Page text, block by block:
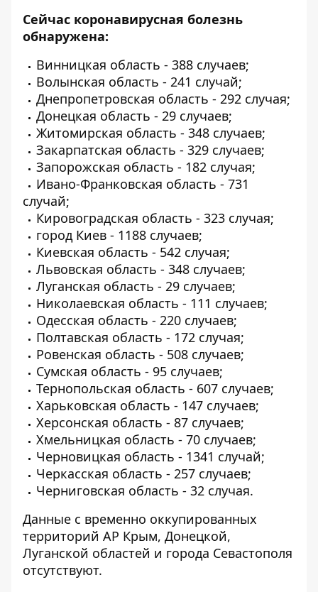
Сейчас коронавирусная болезнь
обнаружена:
Винницкая область - 388 случаев;
Волынская область - 241 случай;
Днепропетровская область - 292 случая;
Донецкая область - 29 случаев;
Житомирская область - 348 случаев;
Закарпатская область - 329 случаев;
Запорожская область - 182 случая;
Ивано-Франковская область - 731
случай;
Кировоградская область - 323 случая;
город Киев - 1188 случаев;
Киевская область - 542 случая;
Львовская область - 348 случаев;
Луганская область - 29 случаев;
Николаевская область - 111 случаев;
Одесская область - 220 случаев;
Полтавская область - 172 случая;
Ровенская область - 508 случаев;
Сумская область - 95 случаев;
Тернопольская область - 607 случаев;
Харьковская область - 147 случаев;
Херсонская область - 87 случаев;
Хмельницкая область - 70 случаев;
Черновицкая область - 1341 случай;
Черкасская область - 257 случаев;
Черниговская область - 32 случая.
Данные с временно оккупированных
территорий АР Крым, Донецкой,
Луганской областей и города Севастополя
отсутствуют.